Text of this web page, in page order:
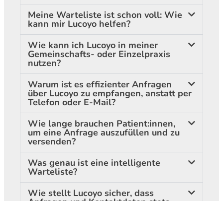
Meine Warteliste ist schon voll: Wie
kann mir Lucoyo helfen?
Wie kann ich Lucoyo in meiner
Gemeinschafts- oder Einzelpraxis
nutzen?
Warum ist es effizienter Anfragen
über Lucoyo zu empfangen, anstatt per
Telefon oder E-Mail?
Wie lange brauchen Patient:innen,
um eine Anfrage auszufüllen und zu
versenden?
Was genau ist eine intelligente
Warteliste?
Wie stellt Lucoyo sicher, dass